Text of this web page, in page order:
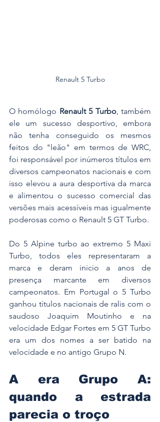
Renault 5 Turbo
O homólogo Renault 5 Turbo, também
ele um sucesso desportivo, embora
não tenha conseguido os mesmos
feitos do "leão" em termos de WRC,
foi responsável por inúmeros títulos em
diversos campeonatos nacionais e com
isso elevou a aura desportiva da marca
e alimentou o sucesso comercial das
versões mais acessíveis mas igualmente
poderosas como o Renault 5 GT Turbo.
Do 5 Alpine turbo ao extremo 5 Maxi
Turbo, todos eles representaram a
marca e deram inicio a anos de
presença marcante em diversos
campeonatos. Em Portugal o 5 Turbo
ganhou títulos nacionais de ralis com o
saudoso Joaquim Moutinho e na
velocidade Edgar Fortes em 5 GT Turbo
era um dos nomes a ser batido na
velocidade e no antigo Grupo N.
A era Grupo A:
quando a estrada
parecia o troço